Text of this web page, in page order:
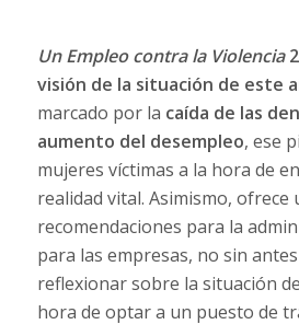
Un Empleo contra la Violencia
visión de la situación de este
marcado por la caída de las
aumento del desempleo, ese
mujeres víctimas a la hora de
realidad vital. Asimismo, ofrece
recomendaciones para la
para las empresas, no sin
reflexionar sobre la situación
hora de optar a un puesto de